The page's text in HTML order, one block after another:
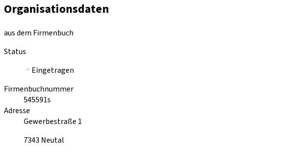
Organisationsdaten
aus dem Firmenbuch
Status
Eingetragen
Firmenbuchnummer
545591s
Adresse
Gewerbestraße 1
7343 Neutal